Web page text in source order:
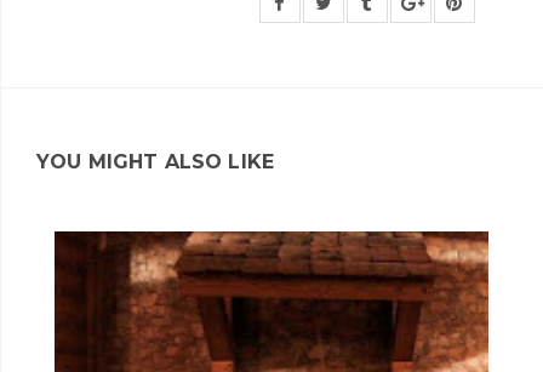
YOU MIGHT ALSO LIKE